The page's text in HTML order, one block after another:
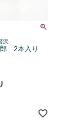
沢
郎 2本入り